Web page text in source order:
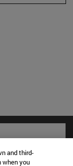
and third-
when you